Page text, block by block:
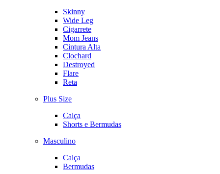
Skinny
Wide Leg
Cigarrete
Mom Jeans
Cintura Alta
Clochard
Destroyed
Flare
Reta
Plus Size
Calça
Shorts e Bermudas
Masculino
Calça
Bermudas